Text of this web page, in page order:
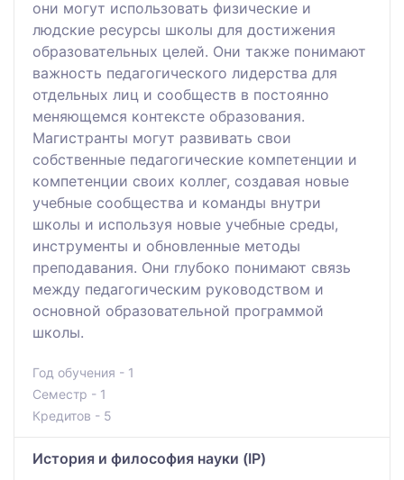
они могут использовать физические и
людские ресурсы школы для достижения
образовательных целей. Они также понимают
важность педагогического лидерства для
отдельных лиц и сообществ в постоянно
меняющемся контексте образования.
Магистранты могут развивать свои
собственные педагогические компетенции и
компетенции своих коллег, создавая новые
учебные сообщества и команды внутри
школы и используя новые учебные среды,
инструменты и обновленные методы
преподавания. Они глубоко понимают связь
между педагогическим руководством и
основной образовательной программой
школы.
Год обучения - 1
Семестр - 1
Кредитов - 5
История и философия науки (IP)